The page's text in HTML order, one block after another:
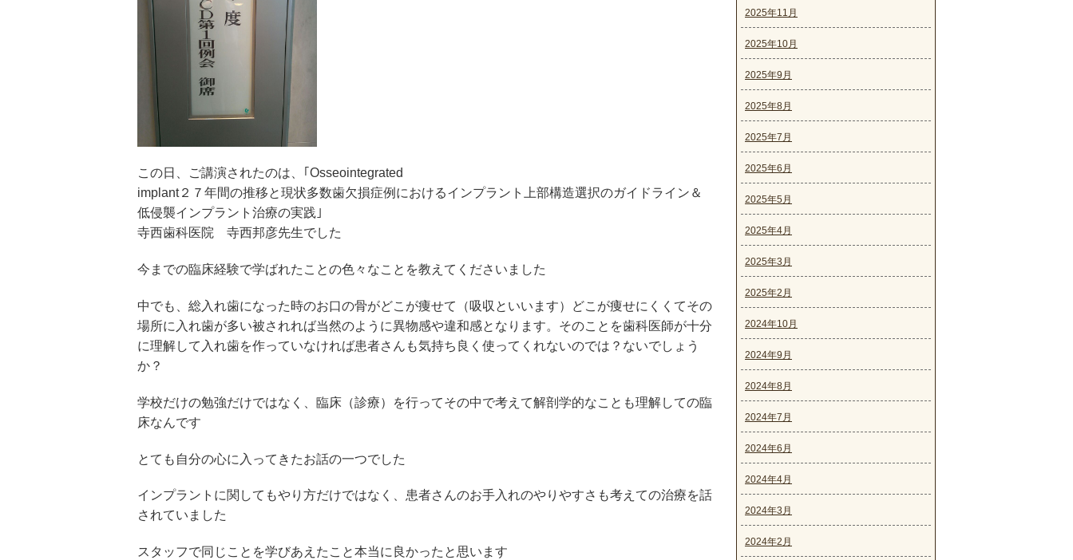
この日、ご講演されたのは、｢Osseointegrated
implant２７年間の推移と現状多数歯欠損症例におけるインプラント上部構造選択のガイドライン＆
低侵襲インプラント治療の実践｣
寺西歯科医院 寺西邦彦先生でした
今までの臨床経験で学ばれたことの色々なことを教えてくださいました
中でも、総入れ歯になった時のお口の骨がどこが痩せて（吸収といいます）どこが痩せにくくてその
場所に入れ歯が多い被されれば当然のように異物感や違和感となります。そのことを歯科医師が十分
に理解して入れ歯を作っていなければ患者さんも気持ち良く使ってくれないのでは？ないでしょう
か？
学校だけの勉強だけではなく、臨床（診療）を行ってその中で考えて解剖学的なことも理解しての臨
床なんです
とても自分の心に入ってきたお話の一つでした
インプラントに関してもやり方だけではなく、患者さんのお手入れのやりやすさも考えての治療を話
されていました
スタッフで同じことを学びあえたこと本当に良かったと思います
2025年11月
2025年10月
2025年9月
2025年8月
2025年7月
2025年6月
2025年5月
2025年4月
2025年3月
2025年2月
2024年10月
2024年9月
2024年8月
2024年7月
2024年6月
2024年4月
2024年3月
2024年2月